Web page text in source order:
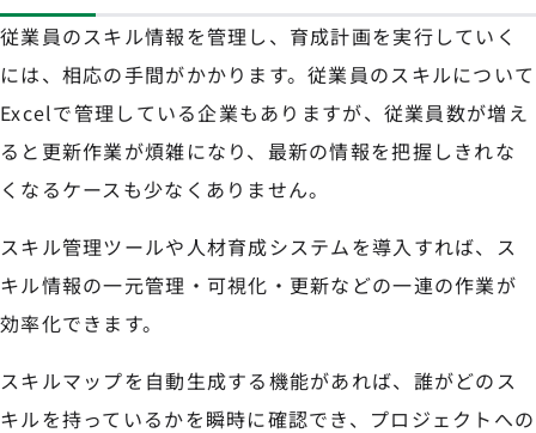
従業員のスキル情報を管理し、育成計画を実行していく
には、相応の手間がかかります。従業員のスキルについて
Excelで管理している企業もありますが、従業員数が増え
ると更新作業が煩雑になり、最新の情報を把握しきれな
くなるケースも少なくありません。
スキル管理ツールや人材育成システムを導入すれば、ス
キル情報の一元管理・可視化・更新などの一連の作業が
効率化できます。
スキルマップを自動生成する機能があれば、誰がどのス
キルを持っているかを瞬時に確認でき、プロジェクトへの